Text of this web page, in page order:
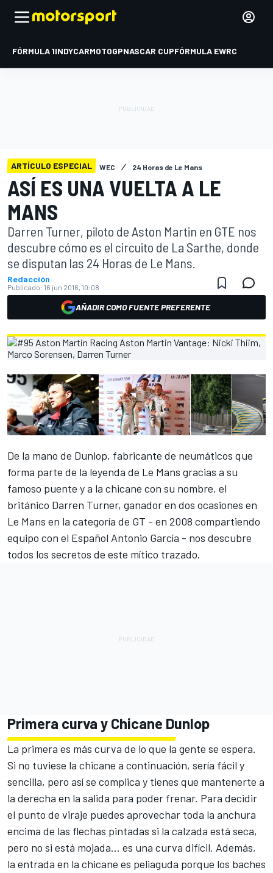
FÓRMULA 1INDYCARMOTOGPNASCAR CUPFÓRMULA EWRC
ARTÍCULO ESPECIAL WEC 24 Horas de Le Mans
ASÍ ES UNA VUELTA A LE
MANS
Darren Turner, piloto de Aston Martin en GTE nos
descubre cómo es el circuito de La Sarthe, donde
se disputan las 24 Horas de Le Mans.
Redacción
Publicado: 16 jun 2016, 10:08
AÑADIR COMO FUENTE PREFERENTE
De la mano de Dunlop, fabricante de neumáticos que
forma parte de la leyenda de Le Mans gracias a su
famoso puente y a la chicane con su nombre, el
británico Darren Turner, ganador en dos ocasiones en
Le Mans en la categoría de GT - en 2008 compartiendo
equipo con el Español Antonio García - nos descubre
todos los secretos de este mítico trazado.
Primera curva y Chicane Dunlop
La primera es más curva de lo que la gente se espera.
Si no tuviese la chicane a continuación, sería fácil y
sencilla, pero así se complica y tienes que mantenerte a
la derecha en la salida para poder frenar. Para decidir
el punto de viraje puedes aprovechar toda la anchura
encima de las flechas pintadas si la calzada está seca,
pero no si está mojada... es una curva difícil. Además,
la entrada en la chicane es peliaguda porque los baches